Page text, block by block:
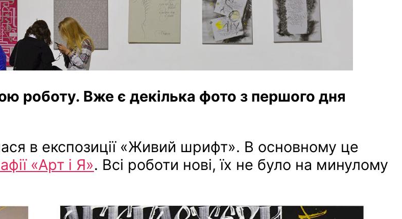
роботу. Вже є декілька фото з першого дня
в експозиції «Живий шрифт». В основному це
«Арт і Я». Всі роботи нові, їх не було на минулому